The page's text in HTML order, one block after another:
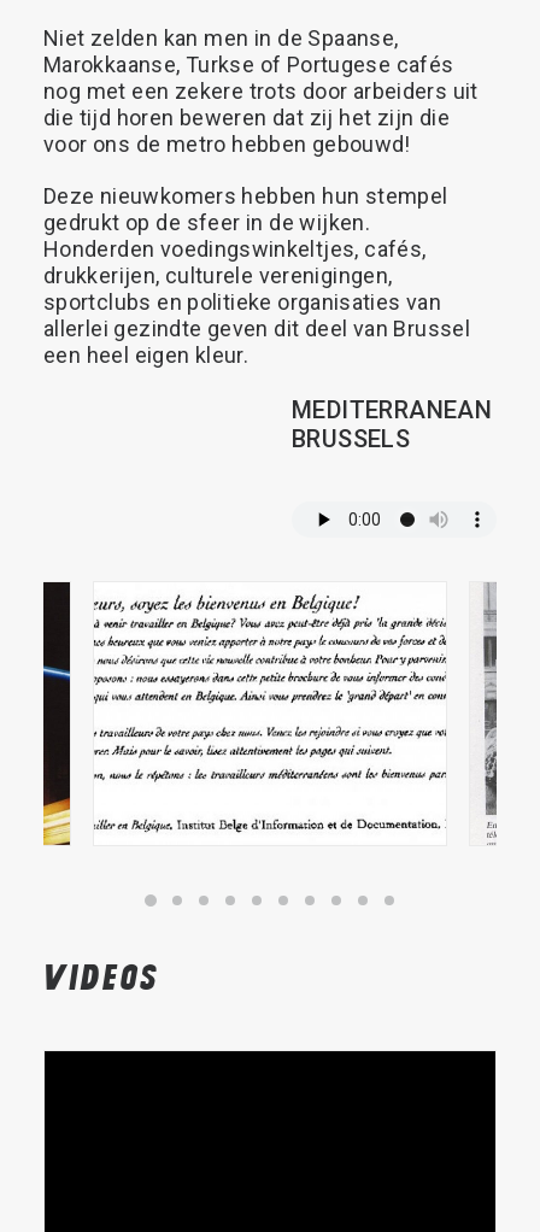
Videos
Niet zelden kan men in de Spaanse,
Marokkaanse, Turkse of Portugese cafés
nog met een zekere trots door arbeiders uit
die tijd horen beweren dat zij het zijn die
voor ons de metro hebben gebouwd!
Deze nieuwkomers hebben hun stempel
gedrukt op de sfeer in de wijken.
Honderden voedingswinkeltjes, cafés,
drukkerijen, culturele verenigingen,
sportclubs en politieke organisaties van
allerlei gezindte geven dit deel van Brussel
een heel eigen kleur.
MEDITERRANEAN
BRUSSELS